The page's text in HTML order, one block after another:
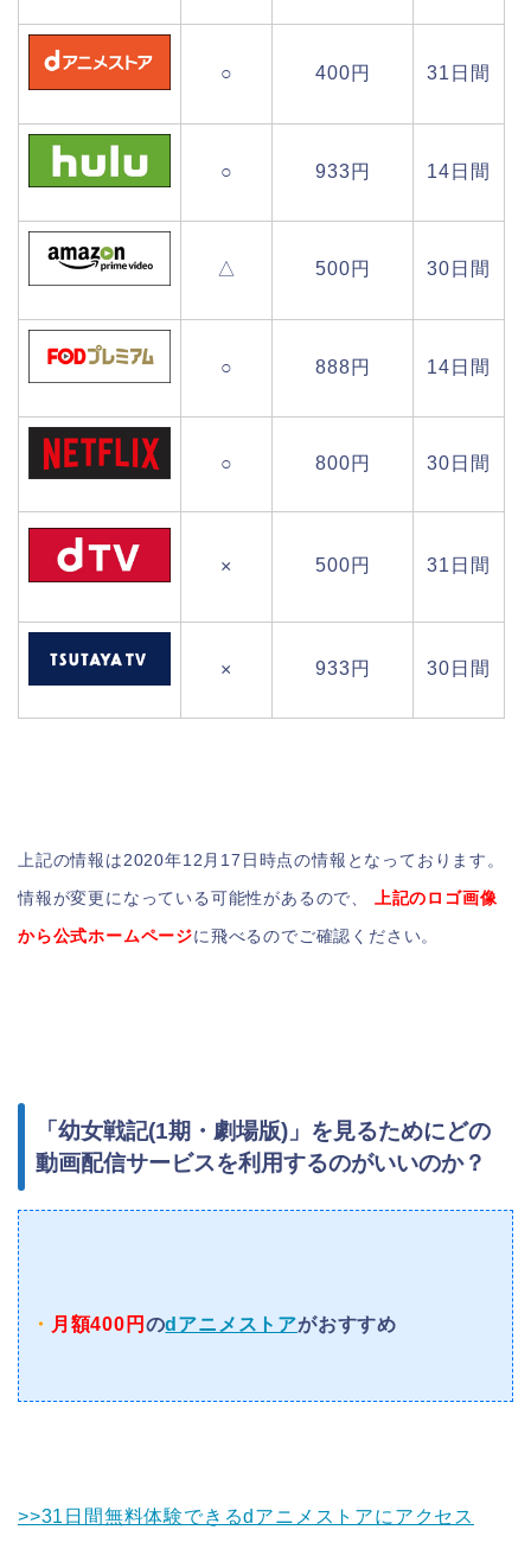
○ 400円 31日間
○ 933円 14日間
△ 500円 30日間
○ 888円 14日間
○ 800円 30日間
× 500円 31日間
× 933円 30日間
上記の情報は2020年12月17日時点の情報となっております。
情報が変更になっている可能性があるので、
上記のロゴ画像
から公式ホームページに飛べるのでご確認ください。
「幼女戦記(1期・劇場版)」を見るためにどの
動画配信サービスを利用するのがいいのか？
・ 月額400円 のdアニメストアがおすすめ
>>31日間無料体験できるdアニメストアにアクセス